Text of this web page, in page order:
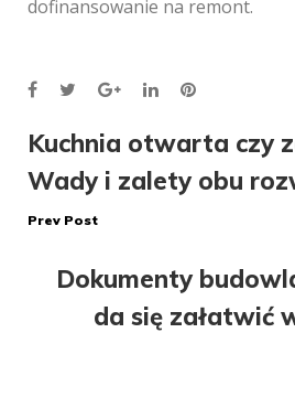
dofinansowanie na remont.
Facebook
TwitterGoogle+LinkedInPinterest
Nawigacja
wpisu
Kuchnia otwarta czy
Wady i zalety obu
Prev Post
Dokumenty
da się załatwić